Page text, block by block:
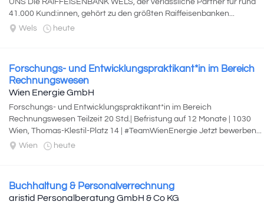
UNS Die RAIFFEISENBANK WELS, der verlässliche Partner für rund
41.000 Kund:innen, gehört zu den größten Raiffeisenbanken...
Wels
heute
Forschungs- und Entwicklungspraktikant*in im Bereich
Rechnungswesen
Wien Energie GmbH
Forschungs- und Entwicklungspraktikant*in im Bereich
Rechnungswesen Teilzeit 20 Std.| Befristung auf 12 Monate | 1030
Wien, Thomas-Klestil-Platz 14 | #TeamWienEnergie Jetzt bewerben...
Wien
heute
Buchhaltung & Personalverrechnung
aristid Personalberatung GmbH & Co KG